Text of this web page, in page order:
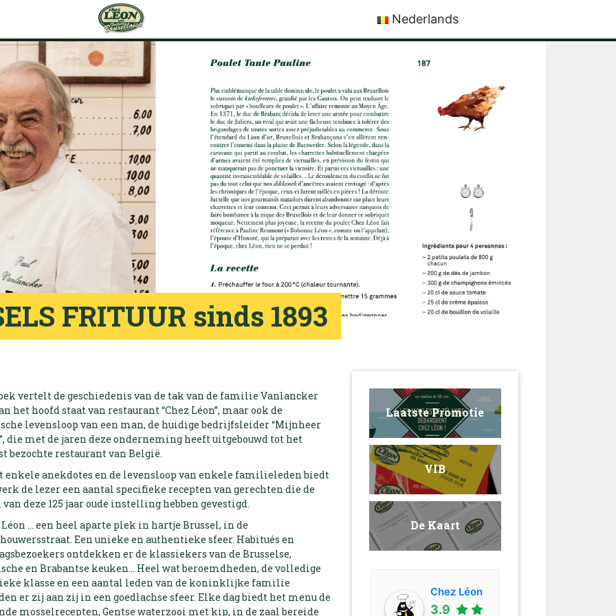
Nederlands
FRITUUR sinds 1893
vertelt de geschiedenis van de tak van de familie Vanlancker
het hoofd staat van restaurant “Chez Léon”, maar ook de
levensloop van een man, de huidige bedrijfsleider “Mijnheer
die met de jaren deze onderneming heeft uitgebouwd tot het
bezochte restaurant van België.
enkele anekdotes en de levensloop van enkele familieleden biedt
de lezer een aantal specifieke recepten van gerechten die de
deze 125 jaar oude instelling hebben gevestigd.
Léon … een heel aparte plek in hartje Brussel, in de
Een unieke en authentieke sfeer. Habitués en
ontdekken er de klassiekers van de Brusselse,
en Brabantse keuken… Heel wat beroemdheden, de volledige
klasse en een aantal leden van de koninklijke familie
er zij aan zij in een goedlachse sfeer. Elke dag biedt het menu de
mosselrecepten, Gentse waterzooi met kip, in de zaal bereide
Laatste Promotie
VIB
De Kaart
Chez Léon
3.9